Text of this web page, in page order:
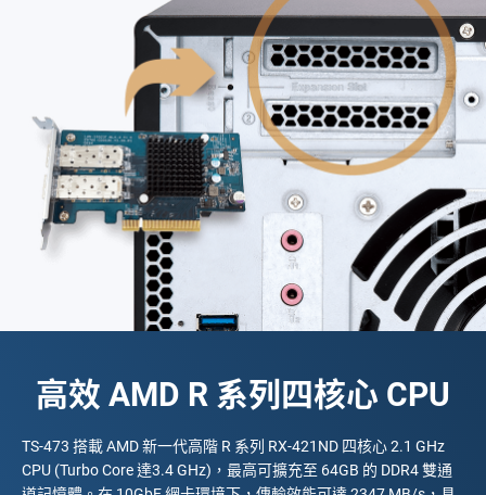
高效 AMD R 系列四核心 CPU
TS-473 搭載 AMD 新一代高階 R 系列 RX-421ND 四核心 2.1 GHz
CPU (Turbo Core 達3.4 GHz)，最高可擴充至 64GB 的 DDR4 雙通